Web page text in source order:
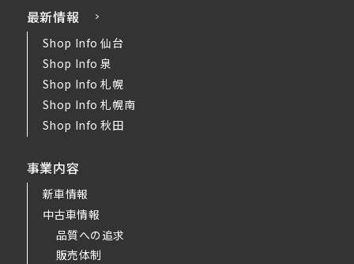
最新情報
Shop Info 仙台
Shop Info 泉
Shop Info 札幌
Shop Info 札幌南
Shop Info 秋田
事業内容
新車情報
中古車情報
品質への追求
販売体制